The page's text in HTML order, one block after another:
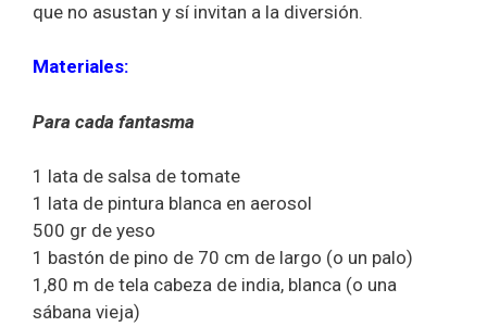
que no asustan y sí invitan a la diversión.
Materiales:
Para cada fantasma
1 lata de salsa de tomate
1 lata de pintura blanca en aerosol
500 gr de yeso
1 bastón de pino de 70 cm de largo (o un palo)
1,80 m de tela cabeza de india, blanca (o una
sábana vieja)